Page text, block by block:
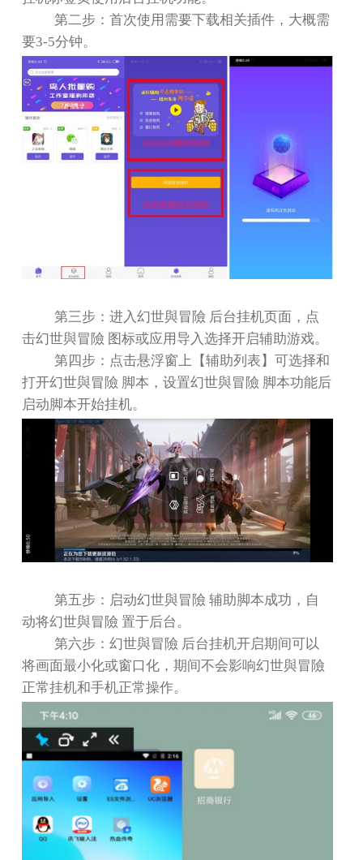
第二步：首次使用需要下载相关插件，大概需
要3-5分钟。
第三步：进入幻世與冒險 后台挂机页面，点
击幻世與冒險 图标或应用导入选择开启辅助游戏。
第四步：点击悬浮窗上【辅助列表】可选择和
打开幻世與冒險 脚本，设置幻世與冒險 脚本功能后
启动脚本开始挂机。
第五步：启动幻世與冒險 辅助脚本成功，自
动将幻世與冒險 置于后台。
第六步：幻世與冒險 后台挂机开启期间可以
将画面最小化或窗口化，期间不会影响幻世與冒險
正常挂机和手机正常操作。